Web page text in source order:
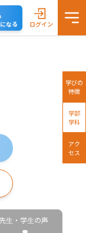
なる ログイン
先生・学生の声
学びの
特徴
学部
学科
アク
セス